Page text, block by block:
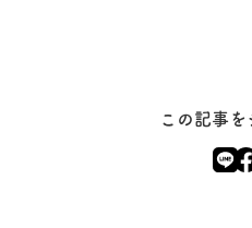
この記事を